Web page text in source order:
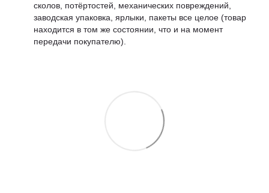
сколов, потёртостей, механических повреждений,
заводская упаковка, ярлыки, пакеты все целое (товар
находится в том же состоянии, что и на момент
передачи покупателю).